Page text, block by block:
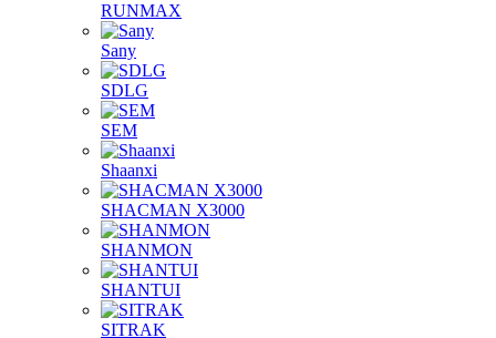
RUNMAX
Sany
SDLG
SEM
Shaanxi
SHACMAN X3000
SHANMON
SHANTUI
SITRAK